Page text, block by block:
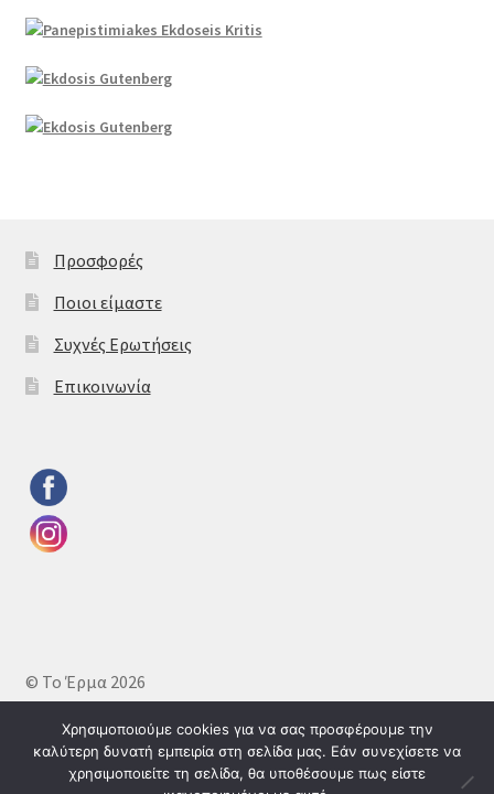
Προσφορές
Ποιοι είμαστε
Συχνές Ερωτήσεις
Επικοινωνία
© Το Έρμα 2026
Πολιτική απορρήτου
Δημιουργημένο με το
WooCommerce.
Χρησιμοποιούμε cookies για να σας προσφέρουμε την
καλύτερη δυνατή εμπειρία στη σελίδα μας. Εάν συνεχίσετε να
χρησιμοποιείτε τη σελίδα, θα υποθέσουμε πως είστε